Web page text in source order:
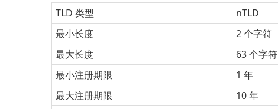
TLD 类型
nTLD
最小长度
2 个字符
最大长度
63 个字符
最小注册期限
1 年
最大注册期限
10 年